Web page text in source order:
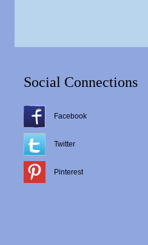
Social Connections
Facebook
Twitter
Pinterest